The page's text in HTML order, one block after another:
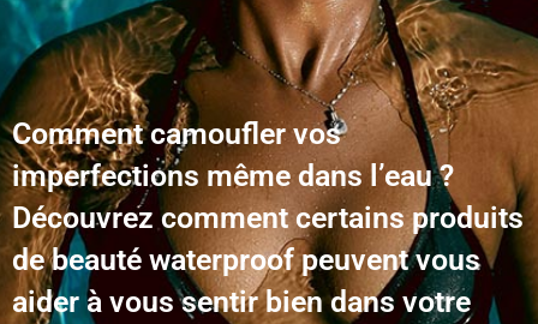
Comment camoufler vos
imperfections même dans l’eau ?
Découvrez comment certains produits
de beauté waterproof peuvent vous
aider à vous sentir bien dans votre